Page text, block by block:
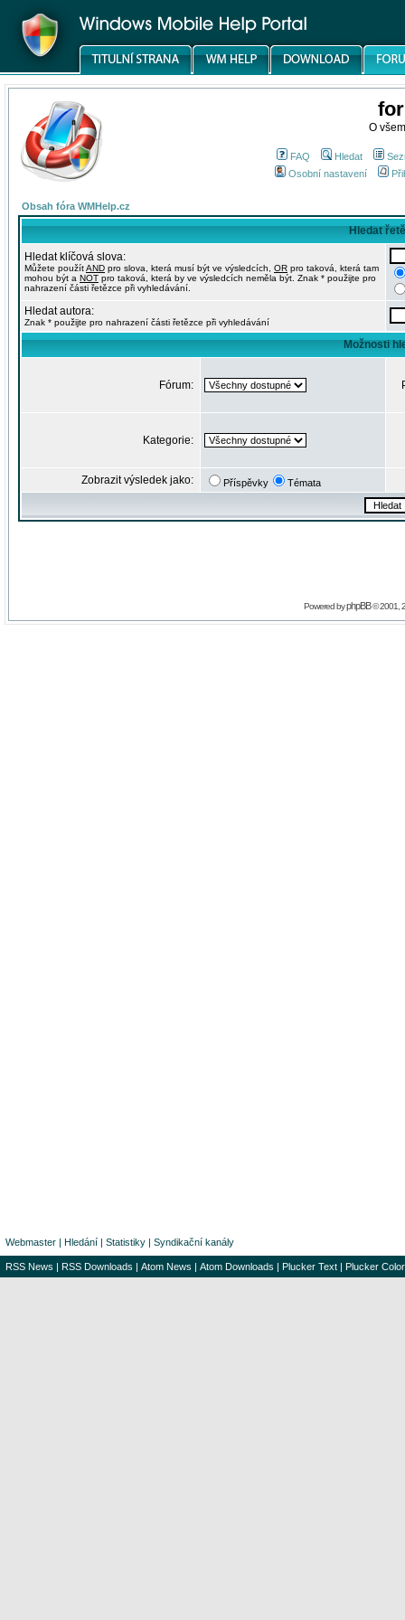
O
FAQ Hledat
Osobní nastavení
Obsah fóra WMHelp.cz
Hledat
Hledat klíčová slova:
Můžete použítAND pro slova, která musí být ve výsledcích, OR pro taková, která tam
mohou být a NOT pro taková, která by ve výsledcích neměla být. Znak * použijte pro
nahrazení části řetězce při vyhledávání.
Hledat autora:
Znak * použijte pro nahrazení části řetězce při vyhledávání
Možnosti
Fórum:
Kategorie:
Zobrazit výsledek jako: Příspěvky Témata
Powered byphpBB© 2001,
Webmaster | Hledání | Statistiky | Syndikační kanály
RSS News | RSS Downloads | Atom News | Atom Downloads | Plucker Text | Plucker Color